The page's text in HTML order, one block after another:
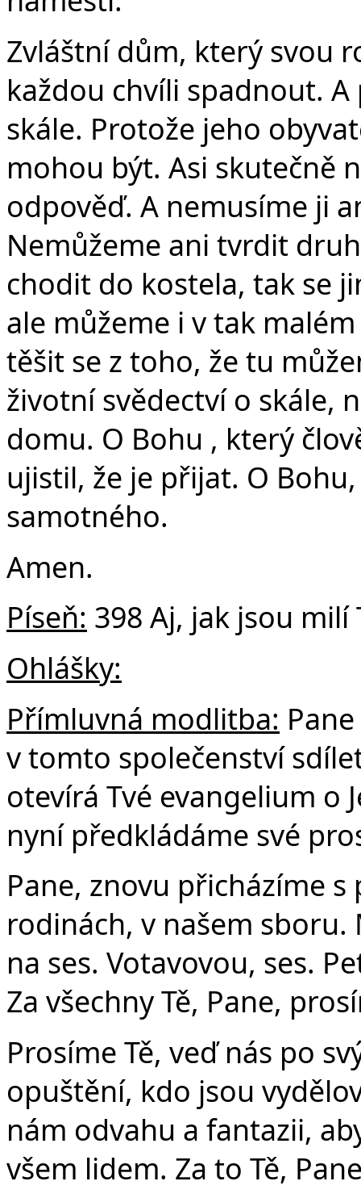
Zvláštní dům, který svou
každou chvíli spadnout.
skále. Protože jeho
mohou být. Asi skutečně
odpověď. A nemusíme ji
Nemůžeme ani tvrdit
chodit do kostela, tak se
ale můžeme i v tak
těšit se z toho, že tu
životní svědectví o skále,
domu. O Bohu , který
ujistil, že je přijat. O
samotného.
Amen.
Píseň: 398 Aj, jak jsou
Ohlášky:
Přímluvná modlitba:
v tomto společenství
otevírá Tvé evangelium o
nyní předkládáme své
Pane, znovu přicházíme
rodinách, v našem sboru.
na ses. Votavovou, ses.
Za všechny Tě, Pane,
Prosíme Tě, veď nás po
opuštění, kdo jsou
nám odvahu a fantazii,
všem lidem. Za to Tě,